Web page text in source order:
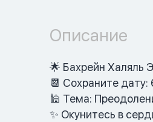
Описание
🌟 Бахрейн Халяль
📆 Сохраните
🕌 Тема:
✨ Окунитесь в